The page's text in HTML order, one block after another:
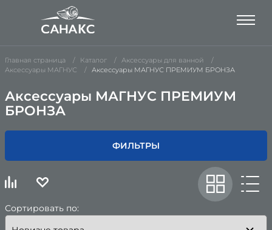
Главная страница Каталог
Аксессуары для ванной
Аксессуары МАГНУС
Аксессуары МАГНУС ПРЕМИУМ БРОНЗА
Аксессуары МАГНУС ПРЕМИУМ
БРОНЗА
ФИЛЬТРЫ
Сортировать по: